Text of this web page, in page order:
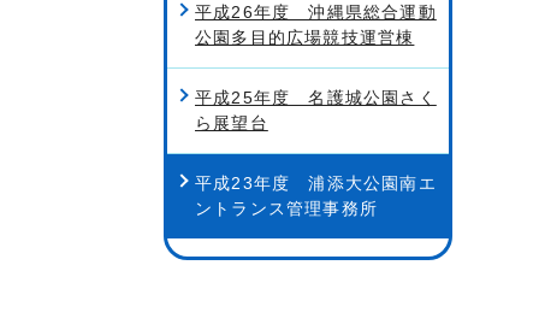
平成26年度 沖縄県総合運動
公園多目的広場競技運営棟
平成25年度 名護城公園さく
ら展望台
平成23年度 浦添大公園南エ
ントランス管理事務所